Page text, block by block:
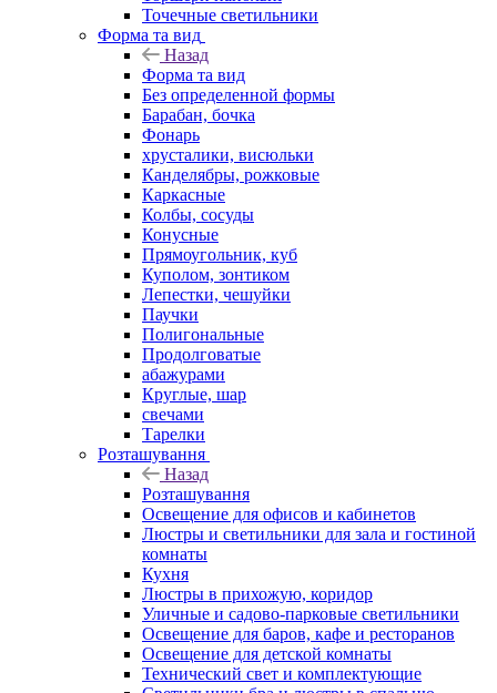
Точечные светильники
Форма та вид
Назад
Форма та вид
Без определенной формы
Барабан, бочка
Фонарь
хрусталики, висюльки
Канделябры, рожковые
Каркасные
Колбы, сосуды
Конусные
Прямоугольник, куб
Куполом, зонтиком
Лепестки, чешуйки
Паучки
Полигональные
Продолговатые
абажурами
Круглые, шар
свечами
Тарелки
Розташування
Назад
Розташування
Освещение для офисов и кабинетов
Люстры и светильники для зала и гостиной
комнаты
Кухня
Люстры в прихожую, коридор
Уличные и садово-парковые светильники
Освещение для баров, кафе и ресторанов
Освещение для детской комнаты
Технический свет и комплектующие